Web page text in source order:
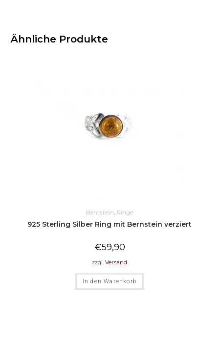
Ähnliche Produkte
Bernstein, Ringe
925 Sterling Silber Ring mit Bernstein verziert
€59,90
zzgl. Versand
In den Warenkorb